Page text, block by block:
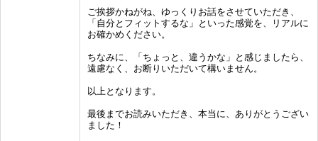
ご挨拶かねがね、ゆっくりお話をさせていただき、
「自分とフィットするな」といった感覚を、リアルに
お確かめください。
ちなみに、「ちょっと、違うかな」と感じましたら、
遠慮なく、お断りいただいて構いません。
以上となります。
最後までお読みいただき、本当に、ありがとうござい
ました！